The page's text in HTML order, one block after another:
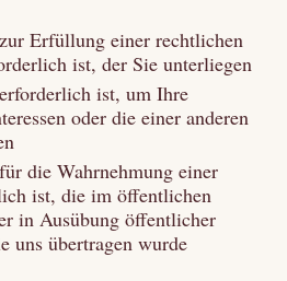
Erfüllung einer rechtlichen
ist, der Sie unterliegen
ist, um Ihre
oder die einer anderen
die Wahrnehmung einer
ist, die im öffentlichen
in Ausübung öffentlicher
uns übertragen wurde